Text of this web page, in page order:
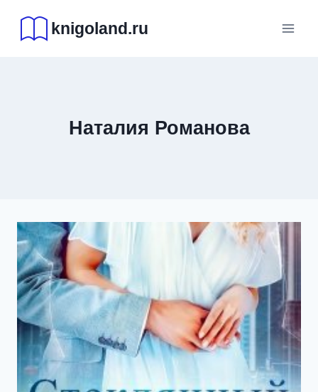
содержимому
knigoland.ru
Наталия Романова